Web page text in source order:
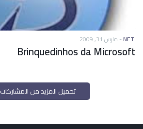
.NET
- مارس 31, 2009
Brinquedinhos da Microsoft
تحميل المزيد من المشاركات